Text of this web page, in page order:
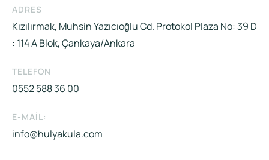
ADRES
Kızılırmak, Muhsin Yazıcıoğlu Cd. Protokol Plaza No: 39 D
: 114 A Blok, Çankaya/Ankara
TELEFON
0552 588 36 00
E-MAIL:
info@hulyakula.com